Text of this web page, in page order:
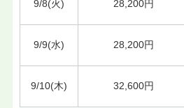
9/8(火) 28,200円
9/9(水) 28,200円
9/10(木) 32,600円